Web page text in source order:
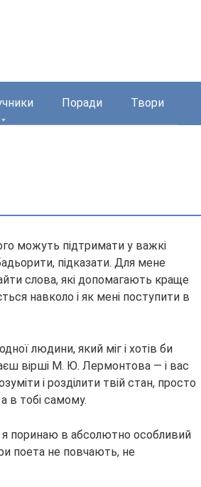
Поради Твори
можуть підтримати у важкі
підказати. Для мене
слова, які допомагають краще
навколо і як мені поступити в
людини, який міг і хотів би
вірші М. Ю. Лермонтова — і вас
і розділити твій стан, просто
в тобі самому.
поринаю в абсолютно особливий
поета не повчають, не